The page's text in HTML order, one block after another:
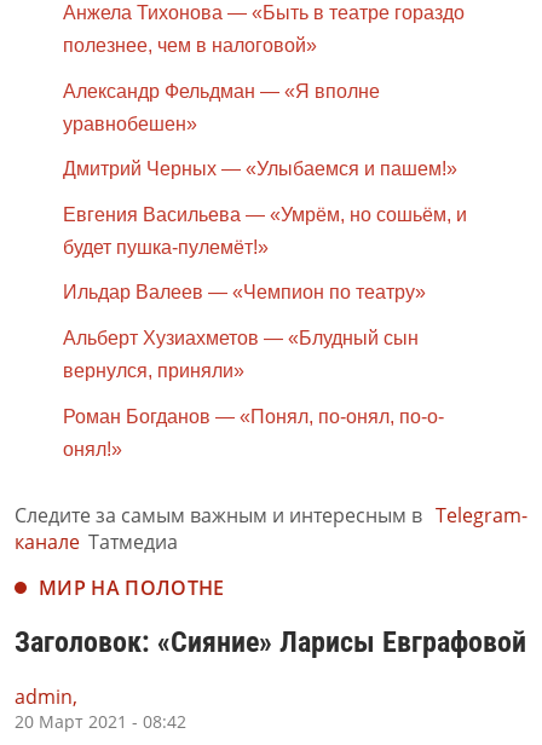
Анжела Тихонова — «Быть в театре гораздо
полезнее, чем в налоговой»
Александр Фельдман — «Я вполне
уравнобешен»
Дмитрий Черных — «Улыбаемся и пашем!»
Евгения Васильева — «Умрём, но сошьём, и
будет пушка-пулемёт!»
Ильдар Валеев — «Чемпион по театру»
Альберт Хузиахметов — «Блудный сын
вернулся, приняли»
Роман Богданов — «Понял, по-онял, по-о-
онял!»
Следите за самым важным и интересным в Telegram-
канале Татмедиа
МИР НА ПОЛОТНЕ
Заголовок: «Сияние» Ларисы Евграфовой
admin,
20 Март 2021 - 08:42